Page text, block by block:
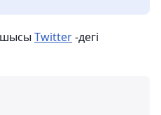
Twitter-дегі